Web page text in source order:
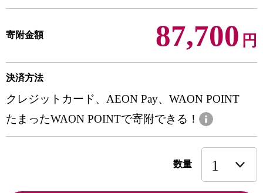
寄附金額 87,700 円
決済方法
クレジットカード、AEON Pay、WAON POINT
たまったWAON POINTで寄附できる！
数量